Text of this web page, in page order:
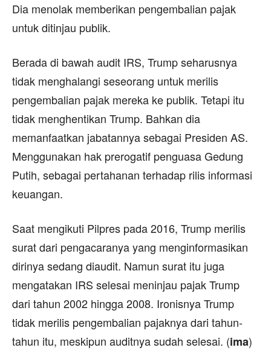
Dia menolak memberikan pengembalian pajak
untuk ditinjau publik.
Berada di bawah audit IRS, Trump seharusnya
tidak menghalangi seseorang untuk merilis
pengembalian pajak mereka ke publik. Tetapi itu
tidak menghentikan Trump. Bahkan dia
memanfaatkan jabatannya sebagai Presiden AS.
Menggunakan hak prerogatif penguasa Gedung
Putih, sebagai pertahanan terhadap rilis informasi
keuangan.
Saat mengikuti Pilpres pada 2016, Trump merilis
surat dari pengacaranya yang menginformasikan
dirinya sedang diaudit. Namun surat itu juga
mengatakan IRS selesai meninjau pajak Trump
dari tahun 2002 hingga 2008. Ironisnya Trump
tidak merilis pengembalian pajaknya dari tahun-
tahun itu, meskipun auditnya sudah selesai. (ima)